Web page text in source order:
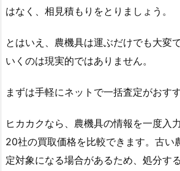
はなく、相見積もりをとりましょう。
とはいえ、農機具は運ぶだけでも大変
いくのは現実的ではありません。
まずは手軽にネットで一括査定がおすす
ヒカカクなら、農機具の情報を一度入
20社の買取価格を比較できます。古い
定対象になる場合があるため、処分す